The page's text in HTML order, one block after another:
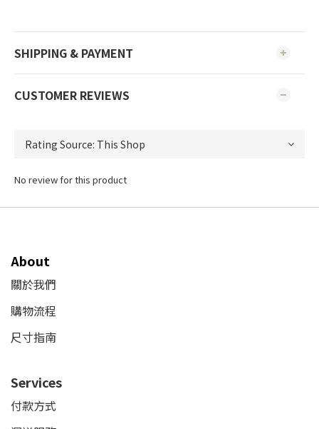
SHIPPING & PAYMENT
CUSTOMER REVIEWS
No review for this product
About
關於我們
購物流程
尺寸指南
Services
付款方式